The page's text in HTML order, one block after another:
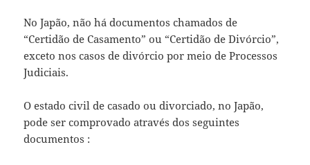
No Japão, não há documentos chamados de
“Certidão de Casamento” ou “Certidão de Divórcio”,
exceto nos casos de divórcio por meio de Processos
Judiciais.
O estado civil de casado ou divorciado, no Japão,
pode ser comprovado através dos seguintes
documentos :